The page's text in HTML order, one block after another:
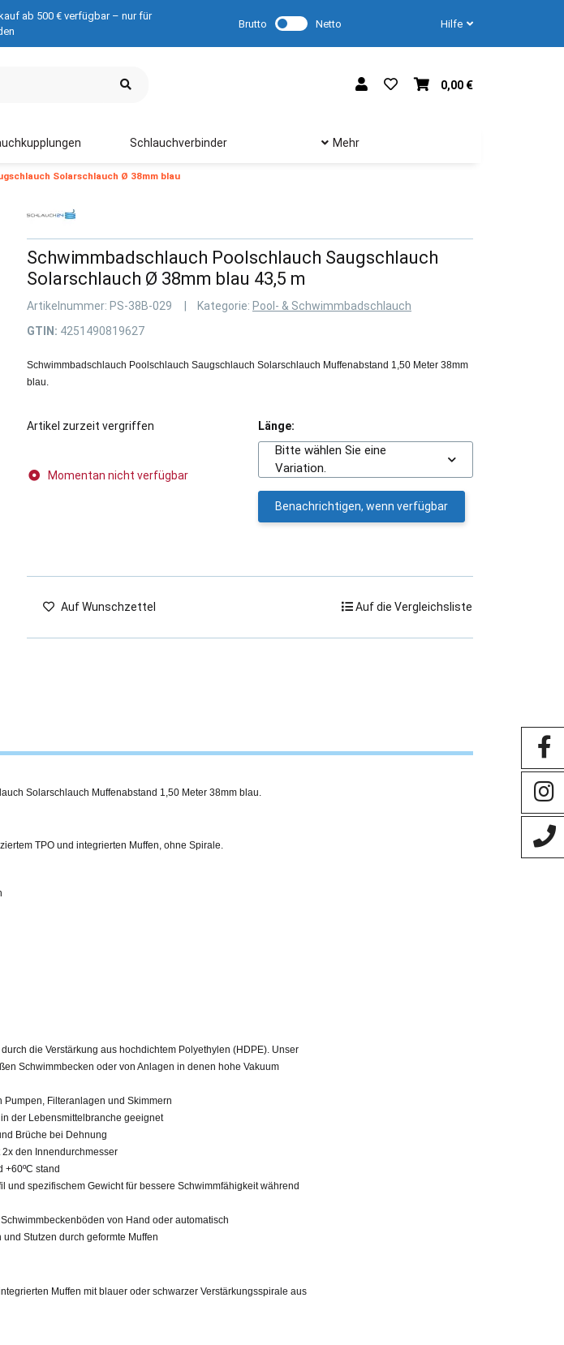
ab 500 € verfügbar – nur für
Brutto Netto Hilfe
0,00 €
Schlauchverbinder Mehr
Solarschlauch Ø 38mm blau
Schwimmbadschlauch Poolschlauch Saugschlauch
Solarschlauch Ø 38mm blau 43,5 m
Artikelnummer: PS-38B-029 Kategorie: Pool- & Schwimmbadschlauch
GTIN: 4251490819627
Schwimmbadschlauch Poolschlauch Saugschlauch Solarschlauch Muffenabstand 1,50 Meter 38mm
blau.
Artikel zurzeit vergriffen
Momentan nicht verfügbar
Länge:
Bitte wählen Sie eine
Variation.
Benachrichtigen, wenn verfügbar
Auf Wunschzettel Auf die Vergleichsliste
Solarschlauch Muffenabstand 1,50 Meter 38mm blau.
TPO und integrierten Muffen, ohne Spirale.
die Verstärkung aus hochdichtem Polyethylen (HDPE). Unser
Schwimmbecken oder von Anlagen in denen hohe Vakuum
Filteranlagen und Skimmern
der Lebensmittelbranche geeignet
Brüche bei Dehnung
2x den Innendurchmesser
+60ºC stand
und spezifischem Gewicht für bessere Schwimmfähigkeit während
von Hand oder automatisch
Stutzen durch geformte Muffen
Muffen mit blauer oder schwarzer Verstärkungsspirale aus